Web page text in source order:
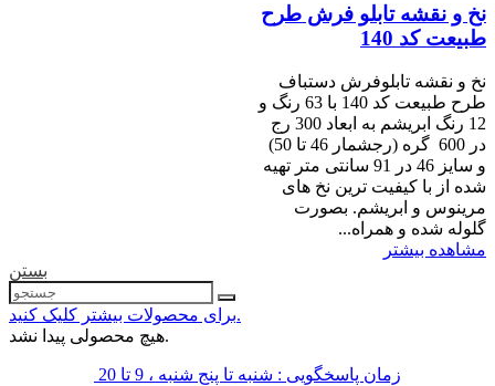
نخ و نقشه تابلو فرش طرح
طبیعت کد 140
نخ و نقشه تابلوفرش دستباف
طرح طبیعت کد 140 با 63 رنگ و
12 رنگ ابریشم به ابعاد 300 رج
در 600 گره (رجشمار 46 تا 50)
و سایز 46 در 91 سانتی متر تهیه
شده از با کیفیت ترین نخ های
مرینوس و ابریشم. بصورت
گلوله شده و همراه...
مشاهده بیشتر
بستن
برای محصولات بیشتر کلیک کنید.
هیچ محصولی پیدا نشد.
زمان پاسخگویی : شنبه تا پنج شنبه ، 9 تا 20